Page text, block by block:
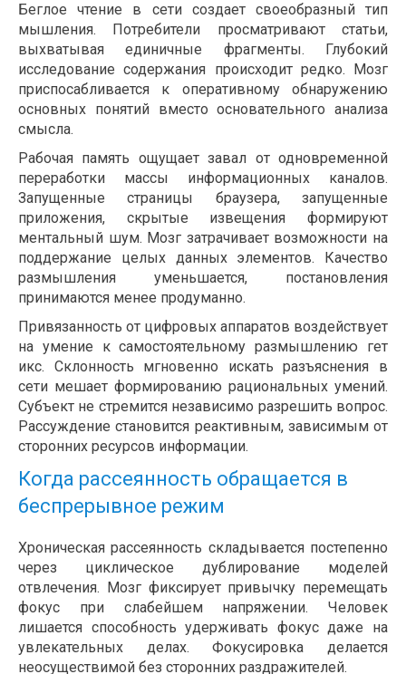
Беглое чтение в сети создает своеобразный тип
мышления. Потребители просматривают статьи,
выхватывая единичные фрагменты. Глубокий
исследование содержания происходит редко. Мозг
приспосабливается к оперативному обнаружению
основных понятий вместо основательного анализа
смысла.
Рабочая память ощущает завал от одновременной
переработки массы информационных каналов.
Запущенные страницы браузера, запущенные
приложения, скрытые извещения формируют
ментальный шум. Мозг затрачивает возможности на
поддержание целых данных элементов. Качество
размышления уменьшается, постановления
принимаются менее продуманно.
Привязанность от цифровых аппаратов воздействует
на умение к самостоятельному размышлению гет
икс. Склонность мгновенно искать разъяснения в
сети мешает формированию рациональных умений.
Субъект не стремится независимо разрешить вопрос.
Рассуждение становится реактивным, зависимым от
сторонних ресурсов информации.
Когда рассеянность обращается в
беспрерывное режим
Хроническая рассеянность складывается постепенно
через циклическое дублирование моделей
отвлечения. Мозг фиксирует привычку перемещать
фокус при слабейшем напряжении. Человек
лишается способность удерживать фокус даже на
увлекательных делах. Фокусировка делается
неосуществимой без сторонних раздражителей.